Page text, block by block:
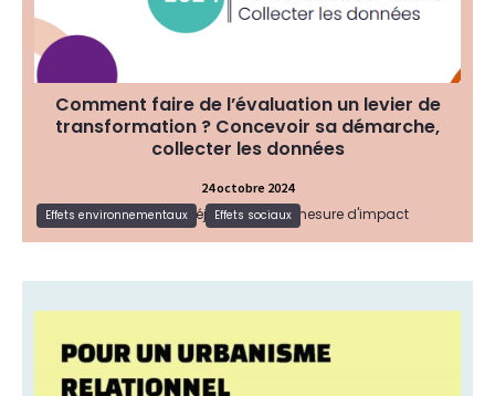
Effets environnementaux Effets sociaux
Comment faire de l’évaluation un levier de
transformation ? Concevoir sa démarche,
collecter les données
24 octobre 2024
Source:Petits déjeuners de la mesure d'impact
Guide et outil pour s'évaluer
Effets environnementaux, Effets
sociaux
Lire la suite
l’urbanisme transitoire sur le territoire ? • Au-delà
des indicateurs quantitatifs, quels critères pour
qualifier ce que l’urbanisme transitoire produit en